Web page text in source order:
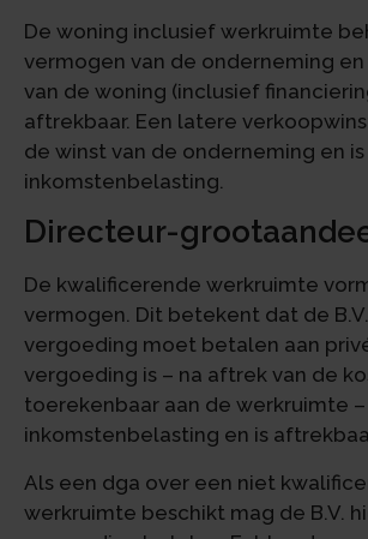
De woning inclusief werkruimte
vermogen van de onderneming
van de woning (inclusief
aftrekbaar. Een latere
de winst van de onderneming en
inkomstenbelasting.
Directeur-
De kwalificerende werkruimte
vermogen. Dit betekent dat de
vergoeding moet betalen aan
vergoeding is – na aftrek van de
toerekenbaar aan de werkruimte
inkomstenbelasting en is
Als een dga over een niet
werkruimte beschikt mag de B.V.